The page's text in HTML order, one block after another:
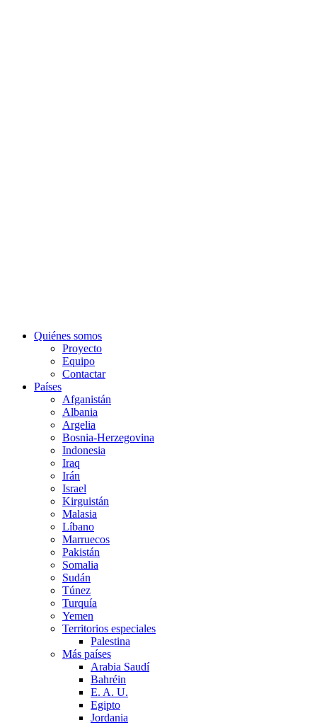
Quiénes somos
Proyecto
Equipo
Contactar
Países
Afganistán
Albania
Argelia
Bosnia-Herzegovina
Indonesia
Iraq
Irán
Israel
Kirguistán
Malasia
Líbano
Marruecos
Pakistán
Somalia
Sudán
Túnez
Turquía
Yemen
Territorios especiales
Palestina
Más países
Arabia Saudí
Bahréin
E. A. U.
Egipto
Jordania